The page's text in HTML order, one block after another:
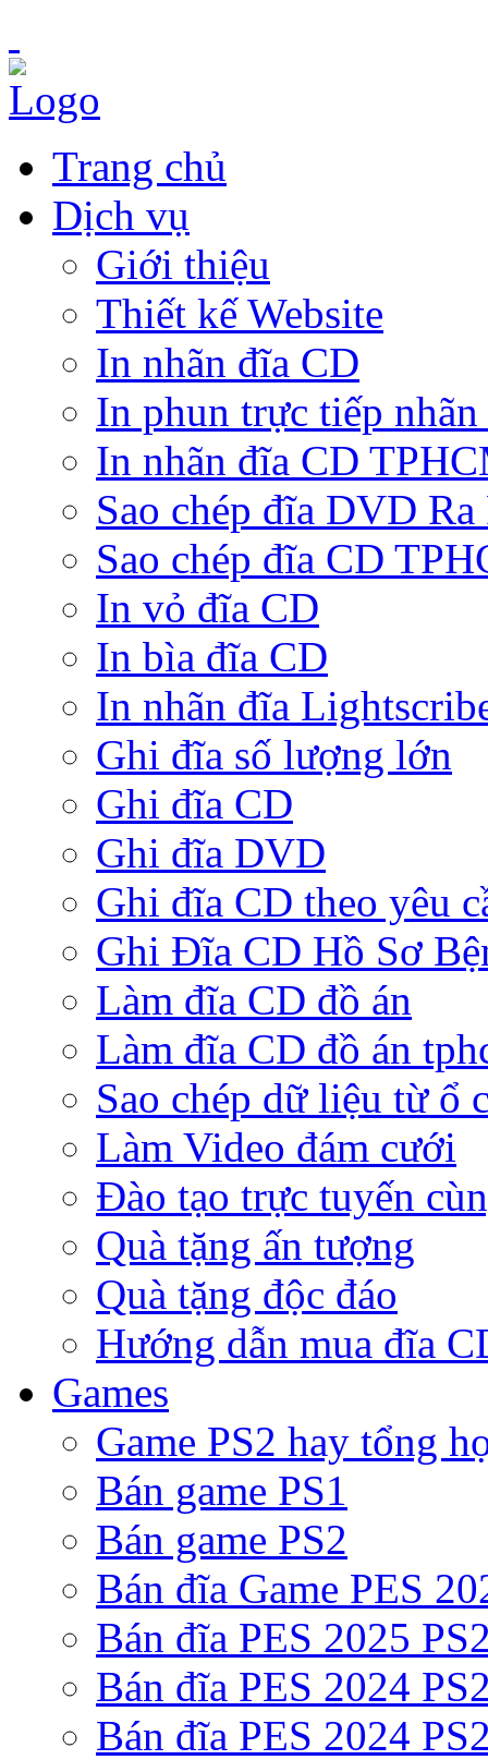
Trang chủ
Dịch vụ
Giới thiệu
Thiết kế Website
In nhãn đĩa CD
In phun trực tiếp
In nhãn đĩa CD
Sao chép đĩa DVD
Sao chép đĩa CD
In vỏ đĩa CD
In bìa đĩa CD
In nhãn đĩa
Ghi đĩa số lượng lớn
Ghi đĩa CD
Ghi đĩa DVD
Ghi đĩa CD theo yêu
Ghi Đĩa CD Hồ Sơ
Làm đĩa CD đồ án
Làm đĩa CD đồ án
Sao chép dữ liệu từ ổ
Làm Video đám cưới
Đào tạo trực tuyến
Quà tặng ấn tượng
Quà tặng độc đáo
Hướng dẫn mua đĩa
Games
Game PS2 hay tổng
Bán game PS1
Bán game PS2
Bán đĩa Game PES
Bán đĩa PES 2025
Bán đĩa PES 2024
Bán đĩa PES 2024